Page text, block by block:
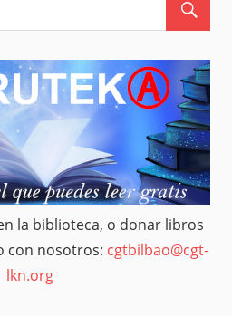
la biblioteca, o donar libros
con nosotros: cgtbilbao@cgt-
lkn.org